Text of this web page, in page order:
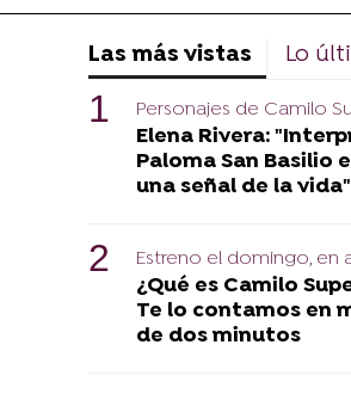
Las más vistas Lo
Personajes de Camilo
Elena Rivera:
Paloma San Basilio
una señal de la vida"
Estreno el domingo, en
¿Qué es Camilo
Te lo contamos en
de dos minutos